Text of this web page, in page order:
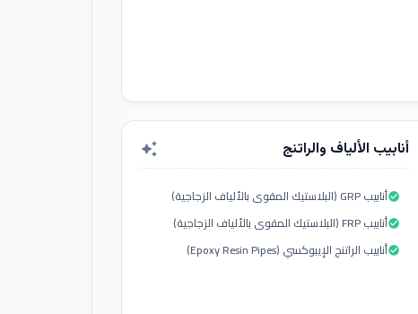
أنابيب الألياف والراتنج auto_awesome
أنابيب GRP (البلاستيك المقوى بالألياف الزجاجية)check_circle
أنابيب FRP (البلاستيك المقوى بالألياف الزجاجية)check_circle
أنابيب الراتنج الإيبوكسي (Epoxy Resin Pipes)check_circle